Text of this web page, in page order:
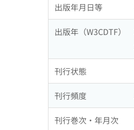
出版年月日等
出版年（W3CDTF）
刊行状態
刊行頻度
刊行巻次・年月次